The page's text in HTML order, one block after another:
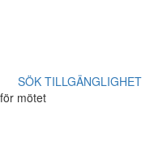
SÖK TILLGÄNGLIGHET
mötet